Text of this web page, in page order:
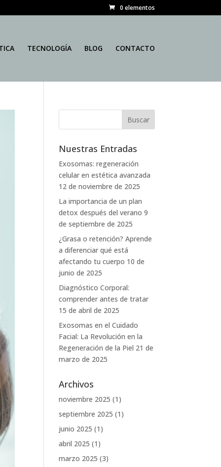
0 elementos
TECNOLOGÍA BLOG CONTACTO
Nuestras Entradas
Exosomas: regeneración
celular en estética avanzada
12 de noviembre de 2025
La importancia de un plan
detox después del verano 9
de septiembre de 2025
¿Grasa o retención? Aprende
a diferenciar qué está
afectando tu cuerpo 10 de
junio de 2025
Diagnóstico Corporal:
comprender antes de tratar
15 de abril de 2025
Exosomas en el Cuidado
Facial: La Revolución en la
Regeneración de la Piel 21 de
marzo de 2025
Archivos
noviembre 2025 (1)
septiembre 2025 (1)
junio 2025 (1)
abril 2025 (1)
marzo 2025 (3)